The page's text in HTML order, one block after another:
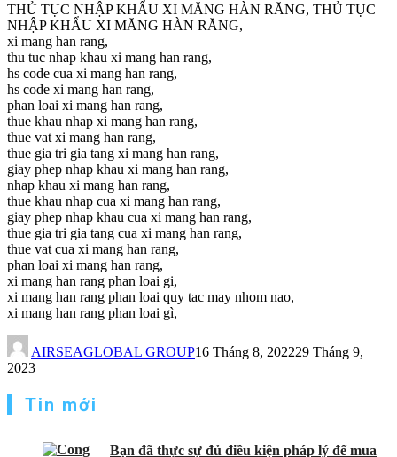
THỦ TỤC NHẬP KHẨU XI MĂNG HÀN RĂNG, THỦ TỤC
NHẬP KHẨU XI MĂNG HÀN RĂNG,
xi mang han rang,
thu tuc nhap khau xi mang han rang,
hs code cua xi mang han rang,
hs code xi mang han rang,
phan loai xi mang han rang,
thue khau nhap xi mang han rang,
thue vat xi mang han rang,
thue gia tri gia tang xi mang han rang,
giay phep nhap khau xi mang han rang,
nhap khau xi mang han rang,
thue khau nhap cua xi mang han rang,
giay phep nhap khau cua xi mang han rang,
thue gia tri gia tang cua xi mang han rang,
thue vat cua xi mang han rang,
phan loai xi mang han rang,
xi mang han rang phan loai gi,
xi mang han rang phan loai quy tac may nhom nao,
xi mang han rang phan loai gì,
AIRSEAGLOBAL GROUP16 Tháng 8, 202229 Tháng 9,
2023
Tin mới
Bạn đã thực sự đủ điều kiện pháp lý để mua